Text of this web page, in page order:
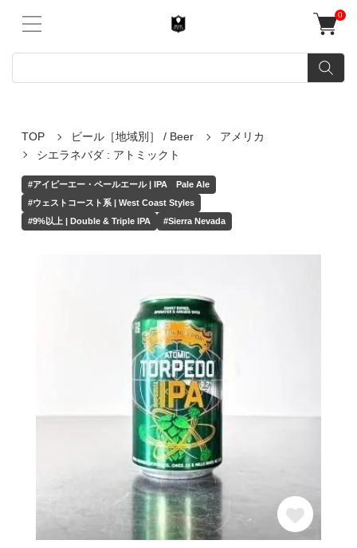
0
TOP ビール［地域別］ / Beer
アメリカ
シエラネバダ : アトミックト
#アイピーエー・ペールエール | IPA Pale Ale
#ウェストコースト系 | West Coast Styles
#9%以上 | Double & Triple IPA
#Sierra Nevada